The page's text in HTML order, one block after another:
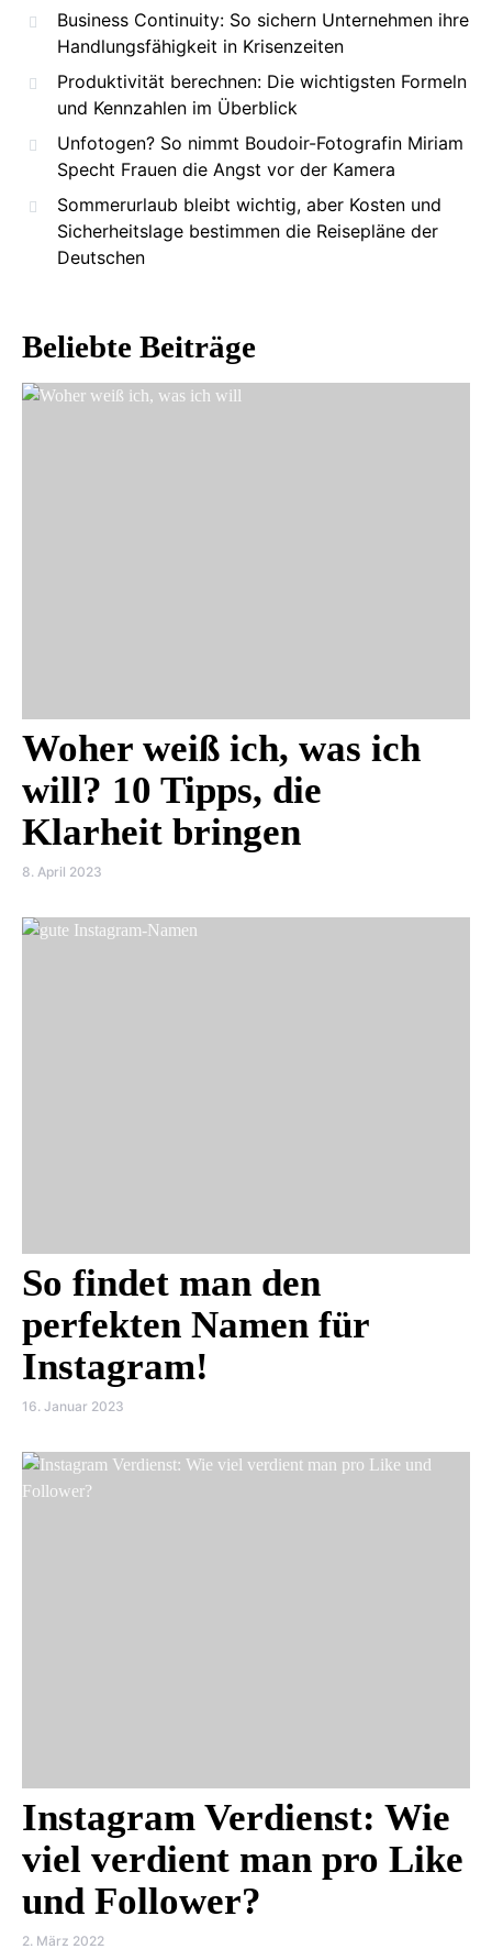
Business Continuity: So sichern Unternehmen ihre
Handlungsfähigkeit in Krisenzeiten
Produktivität berechnen: Die wichtigsten Formeln
und Kennzahlen im Überblick
Unfotogen? So nimmt Boudoir-Fotografin Miriam
Specht Frauen die Angst vor der Kamera
Sommerurlaub bleibt wichtig, aber Kosten und
Sicherheitslage bestimmen die Reisepläne der
Deutschen
Beliebte Beiträge
Woher weiß ich, was ich
will? 10 Tipps, die
Klarheit bringen
8. April 2023
So findet man den
perfekten Namen für
Instagram!
16. Januar 2023
Instagram Verdienst: Wie
viel verdient man pro Like
und Follower?
2. März 2022